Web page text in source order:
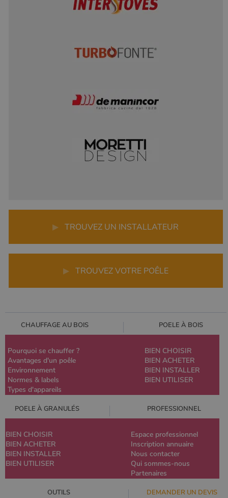
▶ TROUVEZ UN INSTALLATEUR
▶ TROUVEZ VOTRE POÊLE
CHAUFFAGE AU BOIS POELE À BOIS
Pourquoi se chauffer ?
Avantages d'un poêle
Environnement
Normes & labels
Types d'appareils
BIEN CHOISIR
BIEN ACHETER
BIEN INSTALLER
BIEN UTILISER
POELE À GRANULÉS PROFESSIONNEL
BIEN CHOISIR
BIEN ACHETER
BIEN INSTALLER
BIEN UTILISER
Espace professionnel
Inscription annuaire
Nous contacter
Qui sommes-nous
Partenaires
OUTILS DEMANDER UN DEVIS